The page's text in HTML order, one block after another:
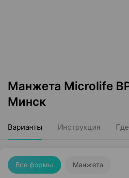
Манжета Microlife
Минск
Варианты Инструкция
Все формы Манжета